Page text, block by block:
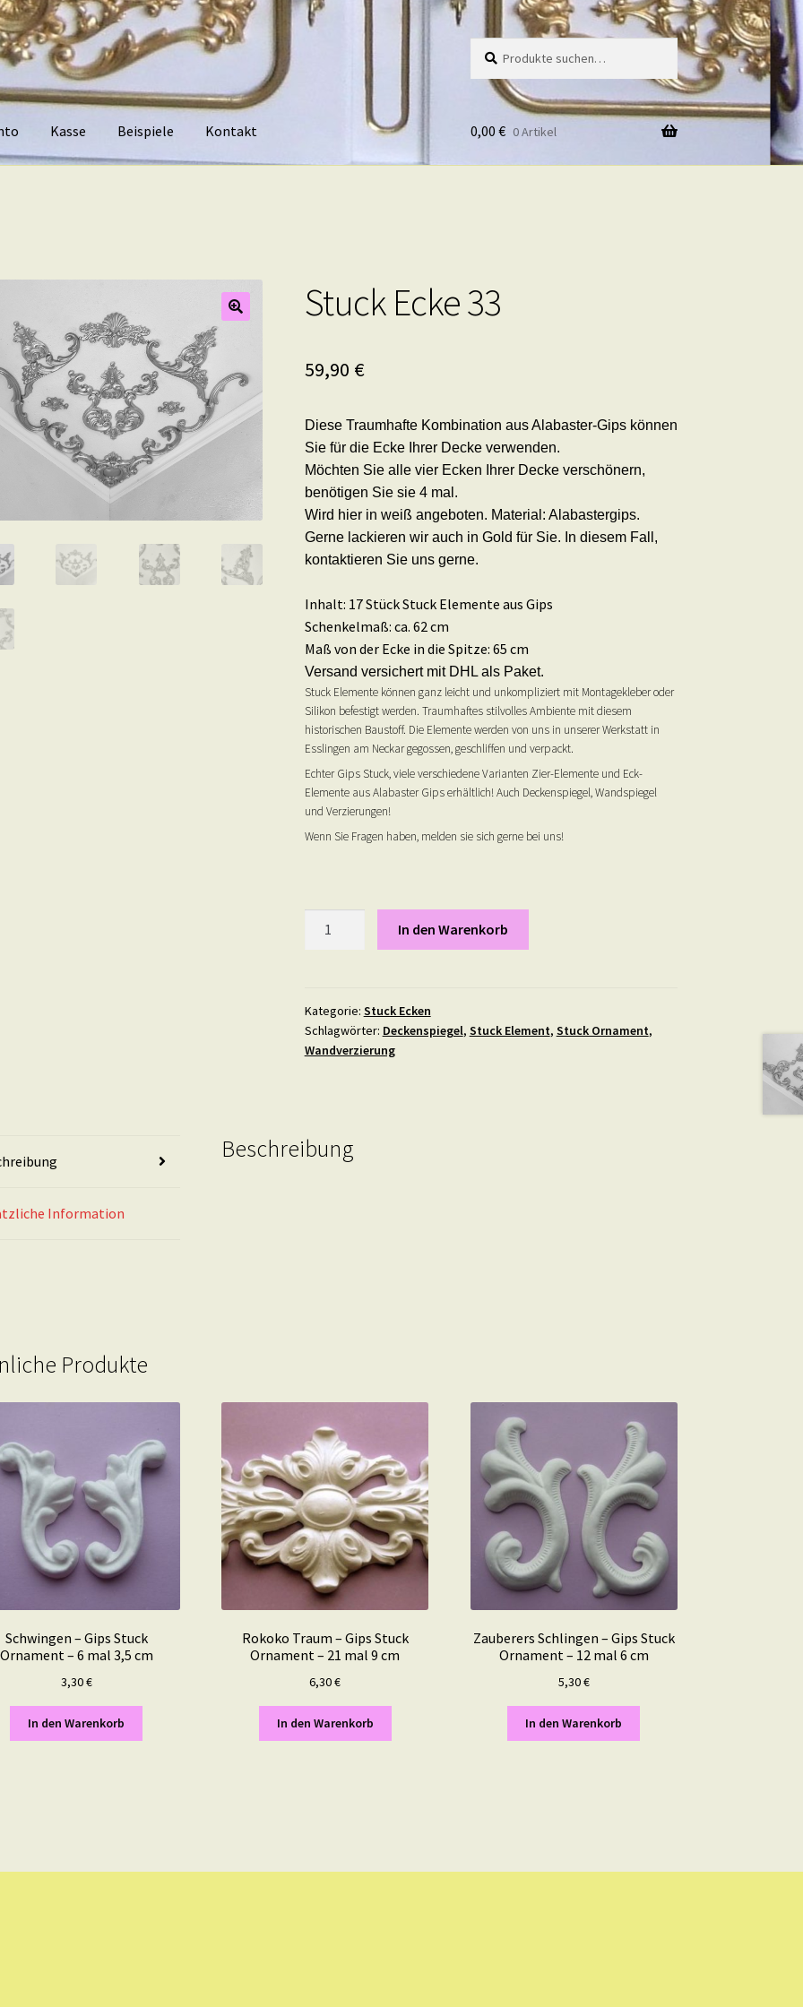
nach:
Kasse Beispiele Kontakt 0,00 € 0 Artikel
Stuck Ecke 33
59,90 €
Diese Traumhafte Kombination aus Alabaster-Gips können
Sie für die Ecke Ihrer Decke verwenden.
Möchten Sie alle vier Ecken Ihrer Decke verschönern,
benötigen Sie sie 4 mal.
Wird hier in weiß angeboten. Material: Alabastergips.
Gerne lackieren wir auch in Gold für Sie. In diesem Fall,
kontaktieren Sie uns gerne.
Inhalt: 17 Stück Stuck Elemente aus Gips
Schenkelmaß: ca. 62 cm
Maß von der Ecke in die Spitze: 65 cm
Versand versichert mit DHL als Paket.
Stuck Elemente können ganz leicht und unkompliziert mit Montagekleber oder
Silikon befestigt werden. Traumhaftes stilvolles Ambiente mit diesem
historischen Baustoff. Die Elemente werden von uns in unserer Werkstatt in
Esslingen am Neckar gegossen, geschliffen und verpackt.
Echter Gips Stuck, viele verschiedene Varianten Zier-Elemente und Eck-
Elemente aus Alabaster Gips erhältlich! Auch Deckenspiegel, Wandspiegel
und Verzierungen!
Wenn Sie Fragen haben, melden sie sich gerne bei uns!
In den Warenkorb
Kategorie: Stuck Ecken
Schlagwörter: Deckenspiegel, Stuck Element, Stuck Ornament,
Wandverzierung
Information
Beschreibung
Produkte
Schwingen – Gips Stuck
Ornament – 6 mal 3,5 cm
3,30€
In den Warenkorb
Rokoko Traum – Gips Stuck
Ornament – 21 mal 9 cm
6,30€
In den Warenkorb
Zauberers Schlingen – Gips Stuck
Ornament – 12 mal 6 cm
5,30€
In den Warenkorb